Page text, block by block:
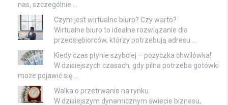
nas, szczególnie …
Czym jest wirtualne biuro? Czy warto?
Wirtualne biuro to idealne rozwiązanie dla
przedsiębiorców, którzy potrzebują adresu …
Kiedy czas płynie szybciej – pożyczka chwilówka!
W dzisiejszych czasach, gdy pilna potrzeba gotówki
może pojawić się …
Walka o przetrwanie na rynku
W dzisiejszym dynamicznym świecie biznesu,